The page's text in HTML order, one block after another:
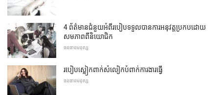
4 ព័ត៌មានជំនួយអំពីរបៀបទទួលបានការអនុវត្តប្រកបដោយ
សមភាពពីនិយោជិក
ធនធានមនុស្ស
របៀបស្លៀកពាក់សំលៀកបំពាក់ការងារធ្វើ
ធនធានមនុស្ស